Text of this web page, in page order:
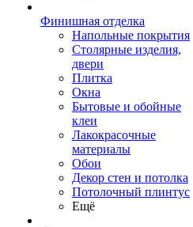
Финишная отделка
Напольные покрытия
Столярные изделия,
двери
Плитка
Окна
Бытовые и обойные
клеи
Лакокрасочные
материалы
Обои
Декор стен и потолка
Потолочный плинтус
Ещё